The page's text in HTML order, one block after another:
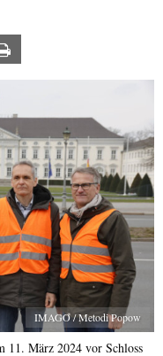
IMAGO / Metodi Popow
11. März 2024 vor Schloss